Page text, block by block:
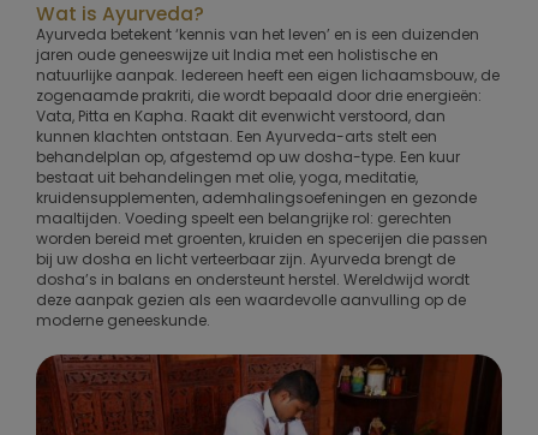
Wat is Ayurveda?
Ayurveda betekent ‘kennis van het leven’ en is een duizenden
jaren oude geneeswijze uit India met een holistische en
natuurlijke aanpak. Iedereen heeft een eigen lichaamsbouw, de
zogenaamde prakriti, die wordt bepaald door drie energieën:
Vata, Pitta en Kapha. Raakt dit evenwicht verstoord, dan
kunnen klachten ontstaan. Een Ayurveda-arts stelt een
behandelplan op, afgestemd op uw dosha-type. Een kuur
bestaat uit behandelingen met olie, yoga, meditatie,
kruidensupplementen, ademhalingsoefeningen en gezonde
maaltijden. Voeding speelt een belangrijke rol: gerechten
worden bereid met groenten, kruiden en specerijen die passen
bij uw dosha en licht verteerbaar zijn. Ayurveda brengt de
dosha’s in balans en ondersteunt herstel. Wereldwijd wordt
deze aanpak gezien als een waardevolle aanvulling op de
moderne geneeskunde.